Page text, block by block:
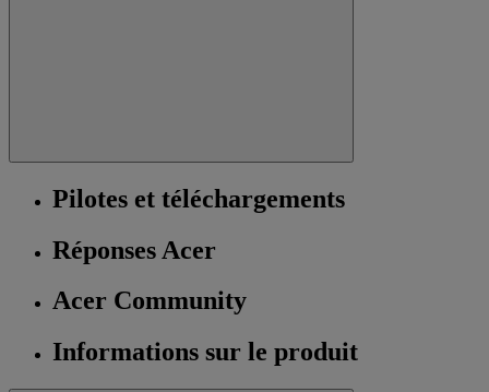
Pilotes et téléchargements
Réponses Acer
Acer Community
Informations sur le produit